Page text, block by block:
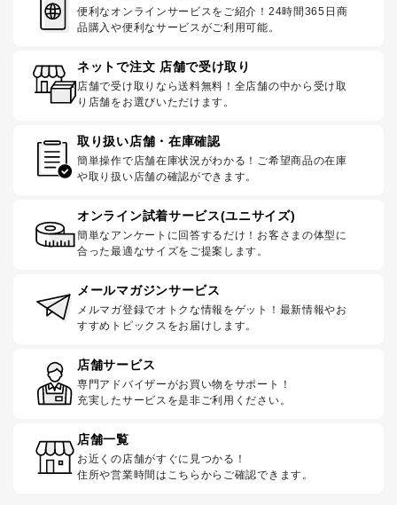
便利なオンラインサービスをご紹介！24時間365日商
品購入や便利なサービスがご利用可能。
ネットで注文 店舗で受け取り
店舗で受け取りなら送料無料！全店舗の中から受け取
り店舗をお選びいただけます。
取り扱い店舗・在庫確認
簡単操作で店舗在庫状況がわかる！ご希望商品の在庫
や取り扱い店舗の確認ができます。
オンライン試着サービス(ユニサイズ)
簡単なアンケートに回答するだけ！お客さまの体型に
合った最適なサイズをご提案します。
メールマガジンサービス
メルマガ登録でオトクな情報をゲット！最新情報やお
すすめトピックスをお届けします。
店舗サービス
専門アドバイザーがお買い物をサポート！
充実したサービスを是非ご利用ください。
店舗一覧
お近くの店舗がすぐに見つかる！
住所や営業時間はこちらからご確認できます。